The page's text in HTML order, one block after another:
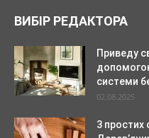
ВИБІР РЕДАКТОРА
Приведу
системи
02.08.2025
3 простих